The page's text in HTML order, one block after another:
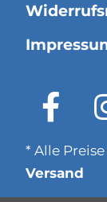
* Alle
Versand